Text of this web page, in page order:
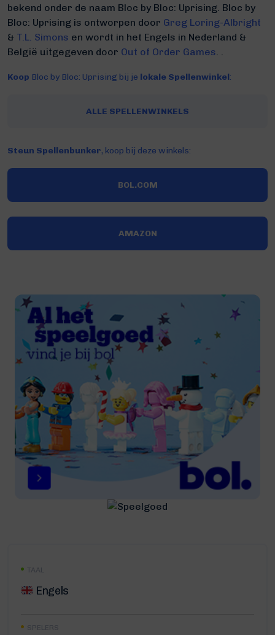
TAAL
Engels
SPELERS
bekend onder de naam Bloc by Bloc: Uprising. Bloc by
Bloc: Uprising is ontworpen door Greg Loring-Albright
& T.L. Simons en wordt in het Engels in Nederland &
België uitgegeven door Out of Order Games. .
Koop Bloc by Bloc: Uprising bij je lokale Spellenwinkel:
ALLE SPELLENWINKELS
Steun Spellenbunker, koop bij deze winkels:
BOL.COM
AMAZON